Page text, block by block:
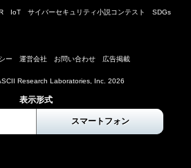
IoT サイバーセキュリティ小説コンテスト SDGs
ー 運営会社 お問い合わせ 広告掲載
Research Laboratories, Inc. 2026
表示形式
スマートフォン